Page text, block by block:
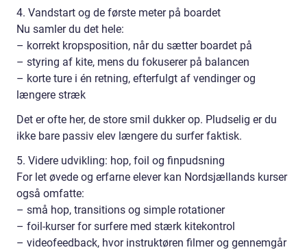
4. Vandstart og de første meter på boardet
Nu samler du det hele:
– korrekt kropsposition, når du sætter boardet på
– styring af kite, mens du fokuserer på balancen
– korte ture i én retning, efterfulgt af vendinger og
længere stræk
Det er ofte her, de store smil dukker op. Pludselig er du
ikke bare passiv elev længere du surfer faktisk.
5. Videre udvikling: hop, foil og finpudsning
For let øvede og erfarne elever kan Nordsjællands kurser
også omfatte:
– små hop, transitions og simple rotationer
– foil-kurser for surfere med stærk kitekontrol
– videofeedback, hvor instruktøren filmer og gennemgår